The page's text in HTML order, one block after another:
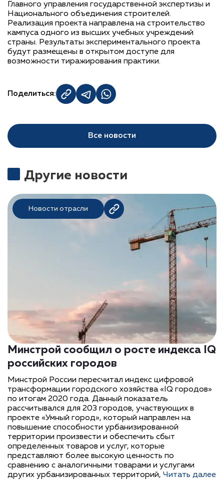
Главного управления государственной экспертизы и
Национального объединения строителей.
Реализация проекта направлена на строительство
кампуса одного из высших учебных учреждений
страны. Результаты экспериментального проекта
будут размещены в открытом доступе для
возможности тиражирования практики.
Поделиться:
Все новости
Другие новости
Новости отрасли
Минстрой сообщил о росте индекса IQ
российских городов
Минстрой России пересчитал индекс цифровой
трансформации городского хозяйства «IQ городов»
по итогам 2020 года. Данный показатель
рассчитывался для 203 городов, участвующих в
проекте «Умный город», который направлен на
повышение способности урбанизированной
территории произвести и обеспечить сбыт
определенных товаров и услуг, которые
представляют более высокую ценность по
сравнению с аналогичными товарами и услугами
других урбанизированных территорий, Читать далее